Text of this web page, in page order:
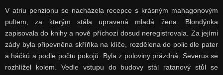
V atriu penzionu se nacházela recepce s krásným mahagonovým
pultem, za kterým stála upravená mladá žena. Blondýnka
zapisovala do knihy a nově příchozí dosud neregistrovala. Za jejími
zády byla připevněna skříňka na klíče, rozdělena do polic dle pater
a háčků a podle počtu pokojů. Byla z poloviny prázdná. Severus se
rozhlížel kolem. Vedle vstupu do budovy stál ratanový stůl se